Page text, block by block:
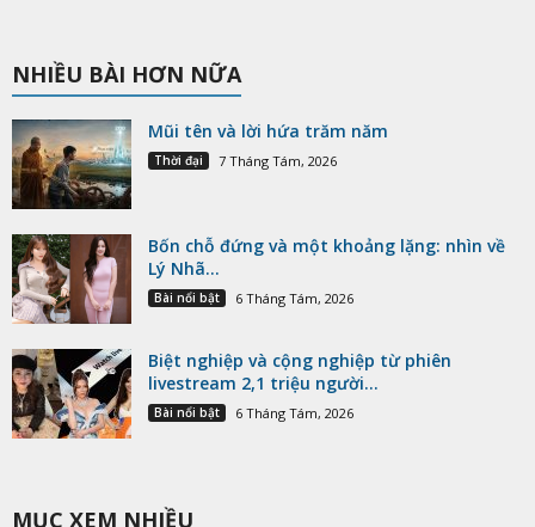
NHIỀU BÀI HƠN NỮA
Mũi tên và lời hứa trăm năm
Thời đại 7 Tháng Tám, 2026
Bốn chỗ đứng và một khoảng lặng: nhìn về
Lý Nhã...
Bài nổi bật 6 Tháng Tám, 2026
Biệt nghiệp và cộng nghiệp từ phiên
livestream 2,1 triệu người...
Bài nổi bật 6 Tháng Tám, 2026
MỤC XEM NHIỀU